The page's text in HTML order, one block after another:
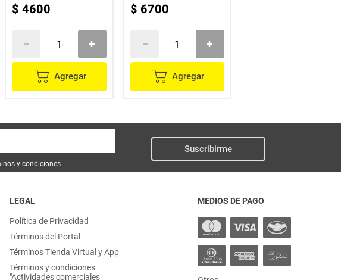
$ 4600
Agregar
$ 6700
Agregar
y condiciones
Suscribirme
LEGAL
Política de Privacidad
Términos del Portal
Términos Tienda Virtual y App
Términos y condiciones
"Actividades comerciales
MEDIOS DE PAGO